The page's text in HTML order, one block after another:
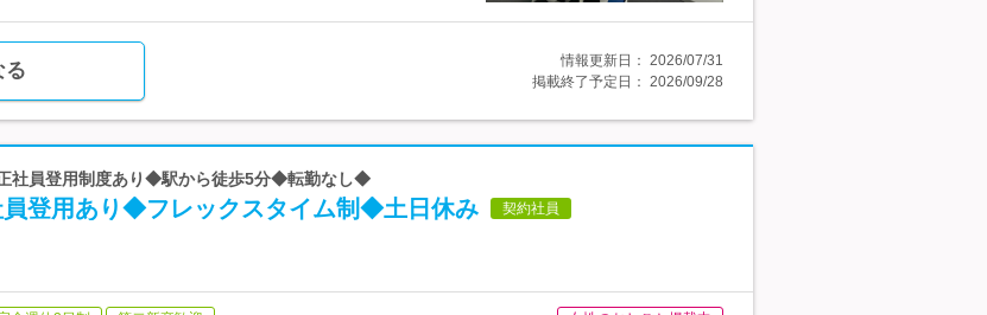
る 情報更新日： 2026/07/31
掲載終了予定日： 2026/09/28
社員登用制度あり◆駅から徒歩5分◆転勤なし◆
員登用あり◆フレックスタイム制◆土日休み 契約社員